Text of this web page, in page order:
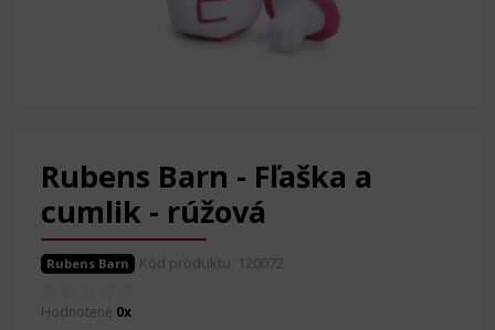
Rubens Barn - Fľaška a
cumlik - rúžová
Rubens Barn Kód produktu: 120072
Hodnotené 0x